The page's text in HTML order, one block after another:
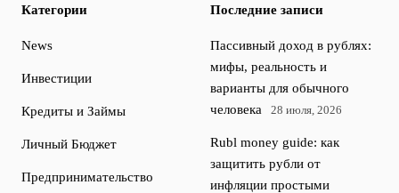
Категории
News
Инвестиции
Кредиты и Займы
Личный Бюджет
Предпринимательство
Последние записи
Пассивный доход в рублях:
мифы, реальность и
варианты для обычного
человека
28 июля, 2026
Rubl money guide: как
защитить рубли от
инфляции простыми